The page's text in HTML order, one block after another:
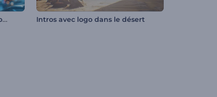
Introduction à la fusion de boules liquides Intros avec logo dans le désert